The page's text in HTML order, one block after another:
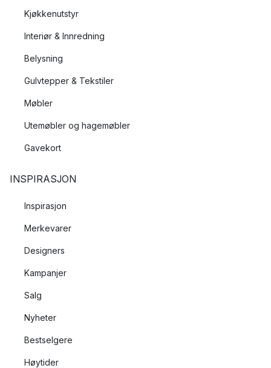
Kjøkkenutstyr
Interiør & Innredning
Belysning
Gulvtepper & Tekstiler
Møbler
Utemøbler og hagemøbler
Gavekort
INSPIRASJON
Inspirasjon
Merkevarer
Designers
Kampanjer
Salg
Nyheter
Bestselgere
Høytider